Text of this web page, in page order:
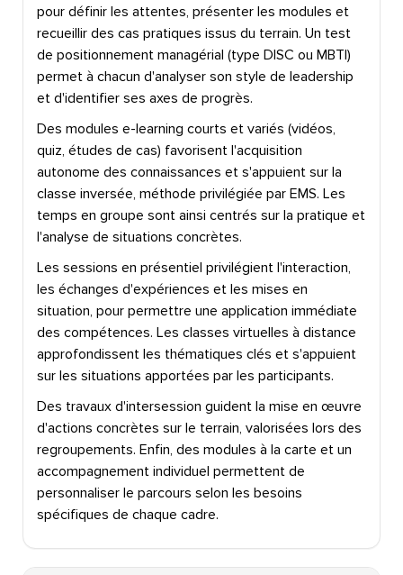
pour définir les attentes, présenter les modules et
recueillir des cas pratiques issus du terrain. Un test
de positionnement managérial (type DISC ou MBTI)
permet à chacun d'analyser son style de leadership
et d'identifier ses axes de progrès.
Des modules e-learning courts et variés (vidéos,
quiz, études de cas) favorisent l'acquisition
autonome des connaissances et s'appuient sur la
classe inversée, méthode privilégiée par EMS. Les
temps en groupe sont ainsi centrés sur la pratique et
l'analyse de situations concrètes.
Les sessions en présentiel privilégient l'interaction,
les échanges d'expériences et les mises en
situation, pour permettre une application immédiate
des compétences. Les classes virtuelles à distance
approfondissent les thématiques clés et s'appuient
sur les situations apportées par les participants.
Des travaux d'intersession guident la mise en œuvre
d'actions concrètes sur le terrain, valorisées lors des
regroupements. Enfin, des modules à la carte et un
accompagnement individuel permettent de
personnaliser le parcours selon les besoins
spécifiques de chaque cadre.